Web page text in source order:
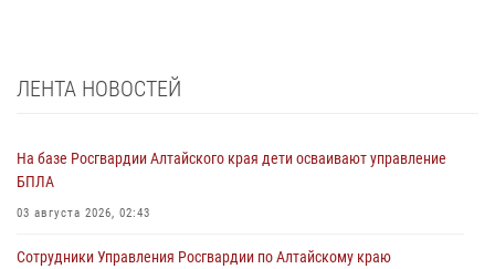
ЛЕНТА НОВОСТЕЙ
На базе Росгвардии Алтайского края дети осваивают управление
БПЛА
03 августа 2026, 02:43
Сотрудники Управления Росгвардии по Алтайскому краю